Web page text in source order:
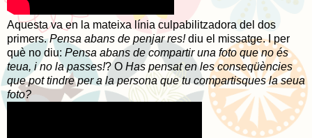
Aquesta va en la mateixa línia culpabilitzadora del dos
primers.Pensa abans de penjar res!diu el missatge. I per
què no diu: Pensa abans de compartir una foto que no és
teua, i no la passes!? O Has pensat en les conseqüències
que pot tindre per a la persona que tu compartisques la seua
foto?